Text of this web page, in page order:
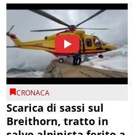
CRONACA
Scarica di sassi sul
Breithorn, tratto in